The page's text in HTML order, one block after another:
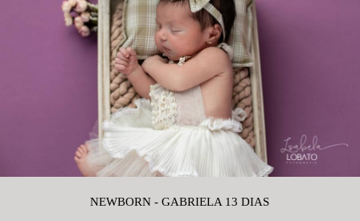
NEWBORN - GABRIELA 13 DIAS